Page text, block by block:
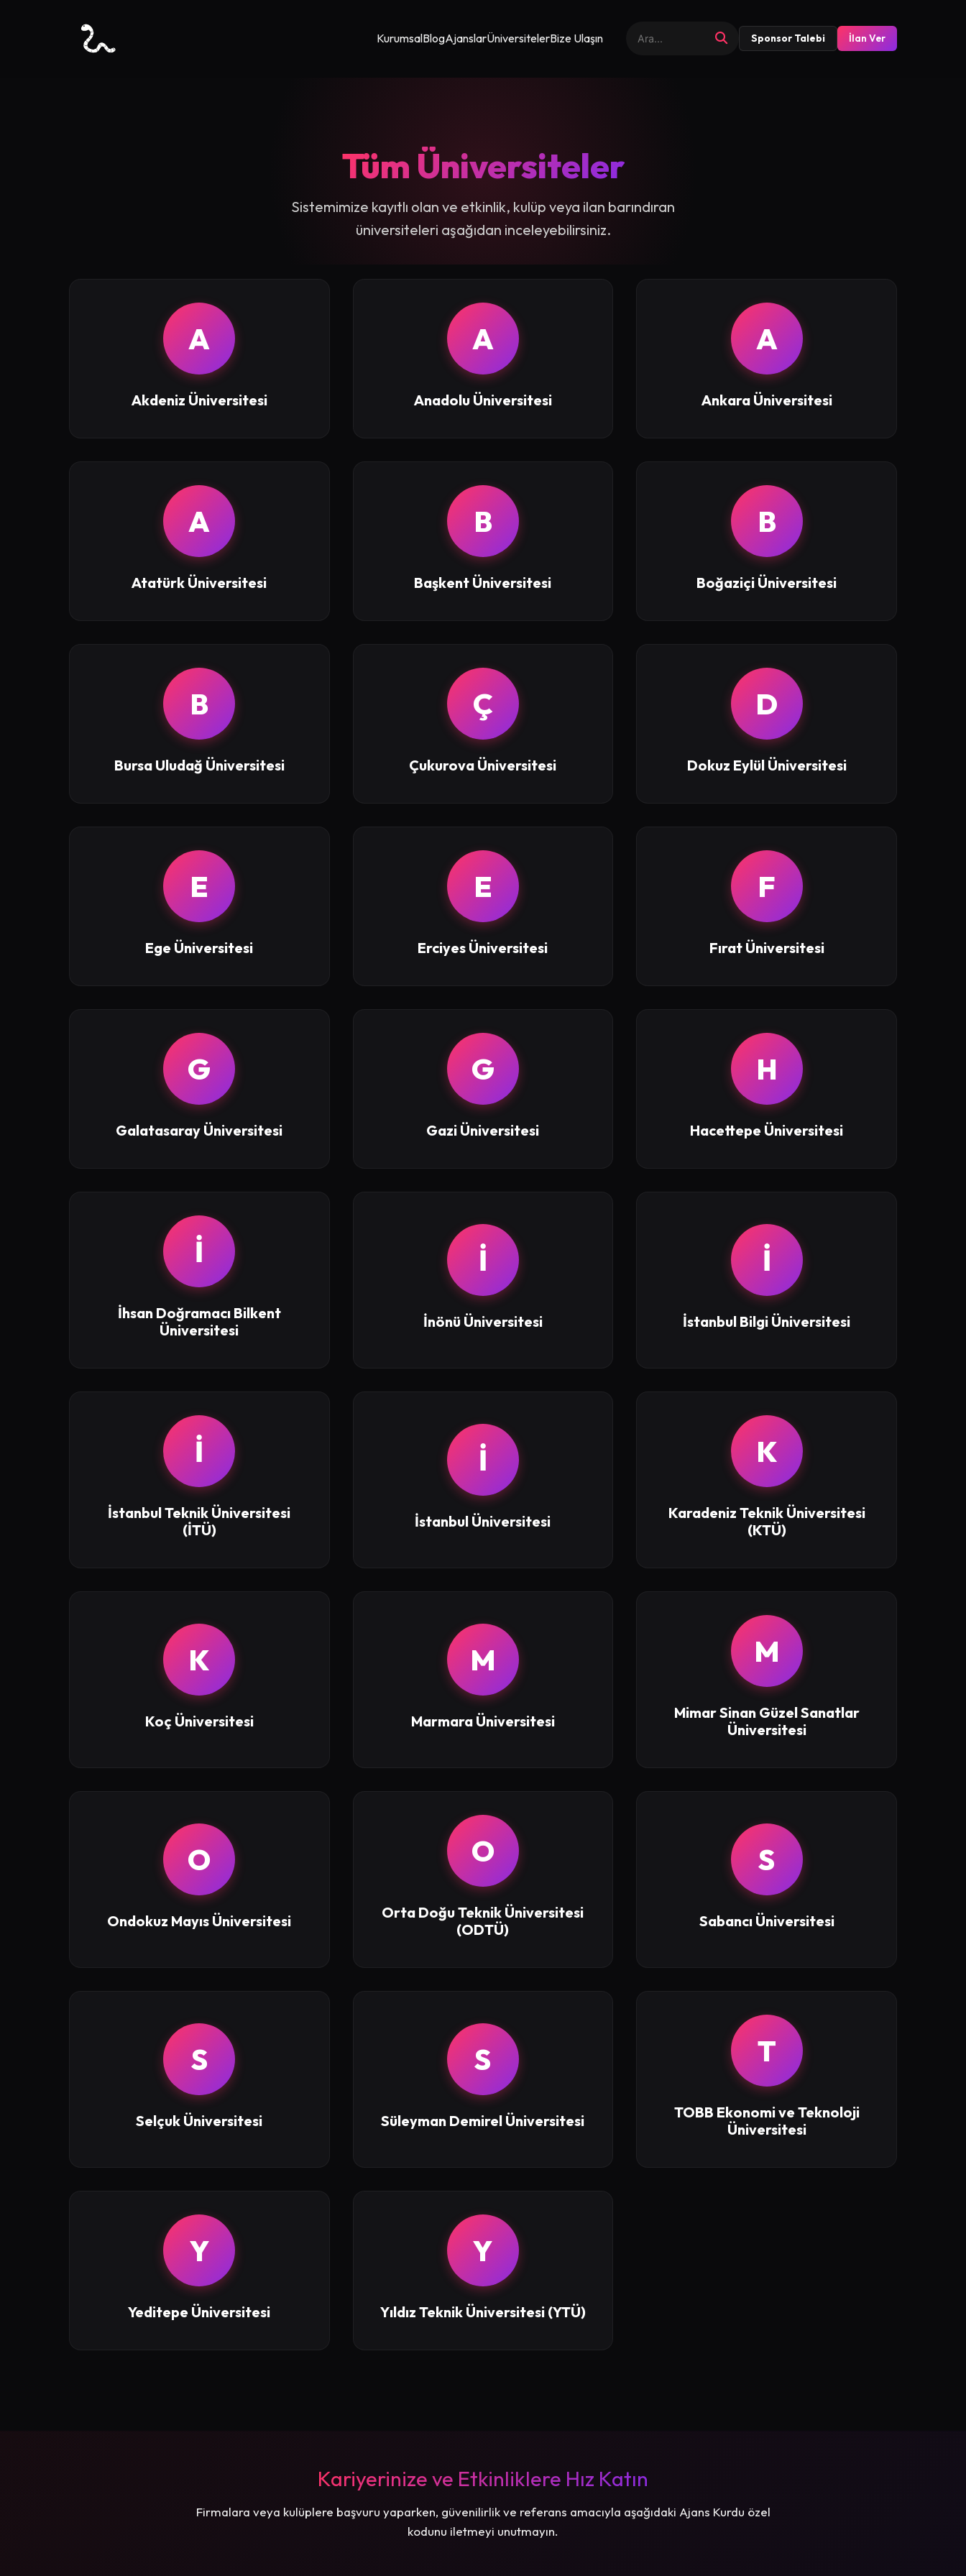
KurumsalBlogAjanslarÜniversitelerBize Ulaşın Sponsor Talebi İlan Ver
Tüm Üniversiteler
Sistemimize kayıtlı olan ve etkinlik, kulüp veya ilan barındıran
üniversiteleri aşağıdan inceleyebilirsiniz.
A
Akdeniz Üniversitesi
A
Anadolu Üniversitesi
A
Ankara Üniversitesi
A
Atatürk Üniversitesi
B
Başkent Üniversitesi
B
Boğaziçi Üniversitesi
B
Bursa Uludağ Üniversitesi
Ç
Çukurova Üniversitesi
D
Dokuz Eylül Üniversitesi
E
Ege Üniversitesi
E
Erciyes Üniversitesi
F
Fırat Üniversitesi
G
Galatasaray Üniversitesi
G
Gazi Üniversitesi
H
Hacettepe Üniversitesi
İ
İhsan Doğramacı Bilkent
Üniversitesi
İ
İnönü Üniversitesi
İ
İstanbul Bilgi Üniversitesi
İ
İstanbul Teknik Üniversitesi
(İTÜ)
İ
İstanbul Üniversitesi
K
Karadeniz Teknik Üniversitesi
(KTÜ)
K
Koç Üniversitesi
M
Marmara Üniversitesi
M
Mimar Sinan Güzel Sanatlar
Üniversitesi
O
Ondokuz Mayıs Üniversitesi
O
Orta Doğu Teknik Üniversitesi
(ODTÜ)
S
Sabancı Üniversitesi
S
Selçuk Üniversitesi
S
Süleyman Demirel Üniversitesi
T
TOBB Ekonomi ve Teknoloji
Üniversitesi
Y
Yeditepe Üniversitesi
Y
Yıldız Teknik Üniversitesi (YTÜ)
Kariyerinize ve Etkinliklere Hız Katın
Firmalara veya kulüplere başvuru yaparken, güvenilirlik ve referans amacıyla aşağıdaki Ajans Kurdu özel
kodunu iletmeyi unutmayın.